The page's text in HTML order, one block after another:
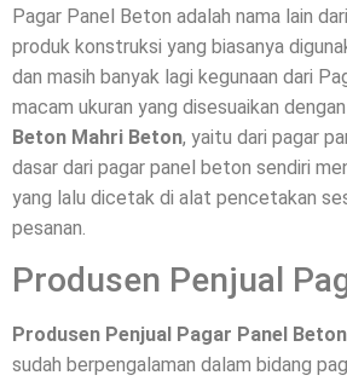
Pagar Panel Beton adalah nama lain
produk konstruksi yang biasanya
dan masih banyak lagi kegunaan dari
macam ukuran yang disesuaikan
Beton Mahri Beton, yaitu dari pagar
dasar dari pagar panel beton sendiri
yang lalu dicetak di alat pencetakan
pesanan.
Produsen Penjual
Produsen Penjual Pagar Panel
sudah berpengalaman dalam bidang